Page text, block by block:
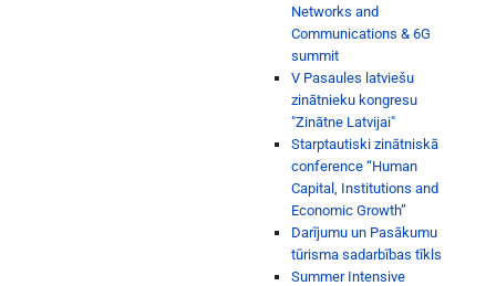
Networks and
Communications & 6G
summit
V Pasaules latviešu
zinātnieku kongresu
"Zinātne Latvijai"
Starptautiski zinātniskā
conference “Human
Capital, Institutions and
Economic Growth”
Darījumu un Pasākumu
tūrisma sadarbības tīkls
Summer Intensive